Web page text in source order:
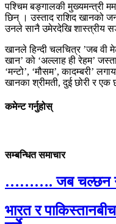
पश्चिम बङ्गालकी मुख्यमन्त्री
छिन् । उस्ताद राशिद खानको
उनले सानै उमेरदेखि शास्त्रीय
खानले हिन्दी चलचित्र ’जब
खान’ को ‘अल्लाह ही रेहम’
‘मन्टो’, ‘मौसम’, कादम्बरी’
खानका श्रीमती, दुई छोरी र एक
कमेन्ट गर्नुहोस्
सम्बन्धित समाचार
………. जब चल्छन
भारत र पाकिस्तानबीच